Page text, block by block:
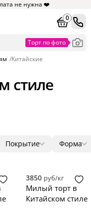
не нужна ❤️
0
/Китайские
стиле
0
0
0
9
1
0
Покрытие
0
0
0
Форма
3850 руб/кг
Милый торт в
Китайском стиле